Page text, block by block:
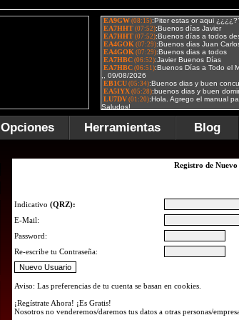
Opciones Herramientas Blog
Registro de
Indicativo (QRZ):
E-Mail:
Password:
Re-escribe tu Contraseña:
Aviso: Las preferencias de tu cuenta se basan en cookies.
¡Regístrate Ahora! ¡Es Gratis!
Nosotros no venderemos/daremos tus datos a otras personas/